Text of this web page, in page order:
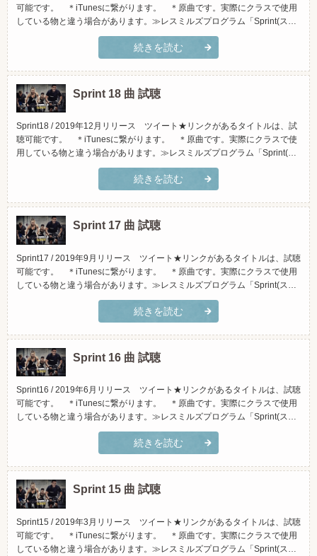
可能です。 ＊iTunesに繋がります。 ＊原曲です。実際にクラスで使用
している物と違う場合があります。≫レスミルズプログラム「Sprint(スプ
リント)」とは？(スマホでご覧頂く場合、横向きになさって頂くと見やす
くなっております)トラックタイトルアーティストiTunesで試聴Amazonで
続きを読む
Sprint 18 曲 試聴
Sprint18 / 2019年12月リリース ツイート★リンクがあるタイトルは、試
聴可能です。 ＊iTunesに繋がります。 ＊原曲です。実際にクラスで使
用している物と違う場合があります。≫レスミルズプログラム「Sprint(ス
プリント)」とは？(スマホでご覧頂く場合、横向きになさって頂くと見や
すくなっております)トラックタイトルアーティストiTunesで試聴Amazon
続きを読む
Sprint 17 曲 試聴
Sprint17 / 2019年9月リリース ツイート★リンクがあるタイトルは、試聴
可能です。 ＊iTunesに繋がります。 ＊原曲です。実際にクラスで使用
している物と違う場合があります。≫レスミルズプログラム「Sprint(スプ
リント)」とは？(スマホでご覧頂く場合、横向きになさって頂くと見やす
くなっております)トラックタイトルアーティストiTunesで試聴Amazonで
続きを読む
Sprint 16 曲 試聴
Sprint16 / 2019年6月リリース ツイート★リンクがあるタイトルは、試聴
可能です。 ＊iTunesに繋がります。 ＊原曲です。実際にクラスで使用
している物と違う場合があります。≫レスミルズプログラム「Sprint(スプ
リント)」とは？(スマホでご覧頂く場合、横向きになさって頂くと見やす
くなっております)トラックタイトルアーティストiTunesで試聴Amazonで
続きを読む
Sprint 15 曲 試聴
Sprint15 / 2019年3月リリース ツイート★リンクがあるタイトルは、試聴
可能です。 ＊iTunesに繋がります。 ＊原曲です。実際にクラスで使用
している物と違う場合があります。≫レスミルズプログラム「Sprint(スプ